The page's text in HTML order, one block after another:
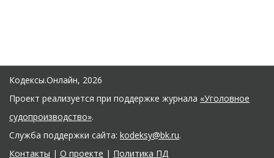
Кодексы.Онлайн, 2026
Проект реализуется при поддержке журнала «Уголовное
судопроизводство».
Служба поддержки сайта: kodeksy@bk.ru.
Контакты | О проекте | Политика ПД